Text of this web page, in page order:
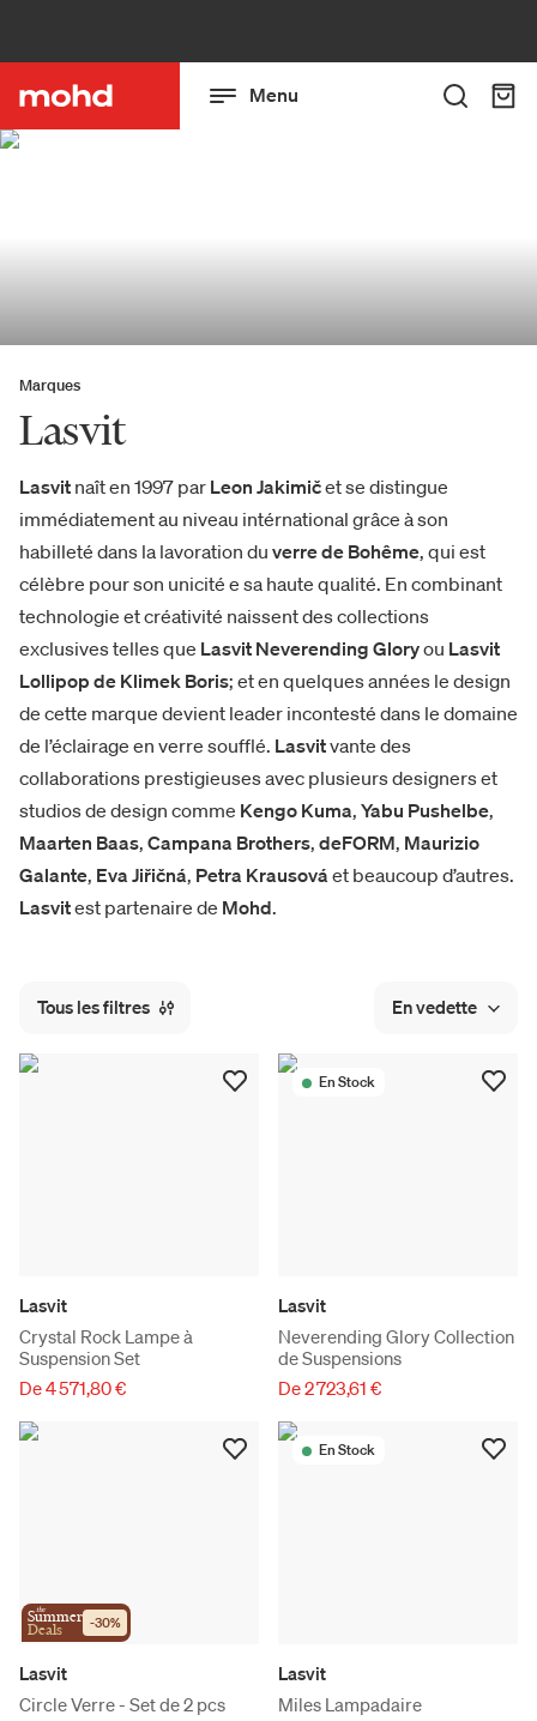
Menu
Marques
Lasvit
Lasvit naît en 1997 par Leon Jakimičet se distingue
immédiatement au niveau intérnational grâce à son
habilleté dans la lavoration du verre de Bohême, qui est
célèbre pour son unicité e sa haute qualité. En combinant
technologie et créativité naissent des collections
exclusives telles que Lasvit Neverending Gloryou Lasvit
Lollipop de Klimek Boris; et en quelques années le design
de cette marque devient leader incontesté dans le domaine
de l’éclairage en verre soufflé. Lasvitvante des
collaborations prestigieuses avec plusieurs designers et
studios de design comme Kengo Kuma, Yabu Pushelbe,
Maarten Baas, Campana Brothers, deFORM, Maurizio
Galante, Eva Jiřičná, Petra Krausováet beaucoup d’autres.
Lasvitest partenaire de Mohd.
Tous les filtres En vedette
Lasvit
Crystal Rock Lampe à
Suspension Set
De 4 571,80 €
En Stock
Lasvit
Neverending Glory Collection
de Suspensions
De 2 723,61 €
the
Summer
Deals -30%
Lasvit
Circle Verre - Set de 2 pcs
En Stock
Lasvit
Miles Lampadaire